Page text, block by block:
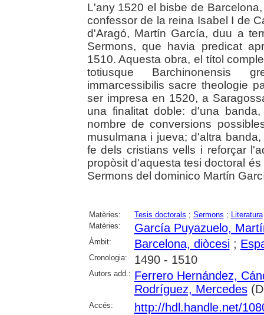
L'any 1520 el bisbe de
confessor de la reina Isabel I de
d'Aragó, Martín García, duu a
Sermons, que havia predicat
1510. Aquesta obra, el títol
totiusque Barchinonensis
immarcessibilis sacre theologie
ser impresa en 1520, a
una finalitat doble: d'una
nombre de conversions
musulmana i jueva; d'altra
fe dels cristians vells i reforçar
propòsit d'aquesta tesi doctoral
Sermons del dominico Martín
Matèries: Tesis doctorals ; Sermons ; Literatura
Matèries:
García Puyazuelo,
Àmbit: Barcelona, diòcesi;
Cronologia: 1490 - 1510
Autors add.: Ferrero Hernández,
Rodríguez, Mercedes
Accés: http://hdl.handle.net/